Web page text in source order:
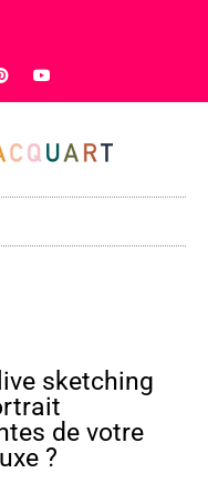
sketching
de votre
?